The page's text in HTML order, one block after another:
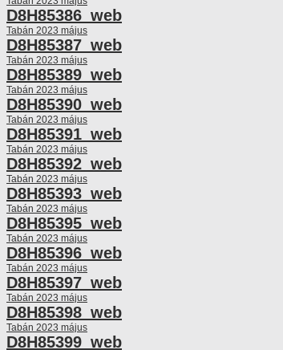
D8H85386_web
Tabán 2023 május
D8H85387_web
Tabán 2023 május
D8H85389_web
Tabán 2023 május
D8H85390_web
Tabán 2023 május
D8H85391_web
Tabán 2023 május
D8H85392_web
Tabán 2023 május
D8H85393_web
Tabán 2023 május
D8H85395_web
Tabán 2023 május
D8H85396_web
Tabán 2023 május
D8H85397_web
Tabán 2023 május
D8H85398_web
Tabán 2023 május
D8H85399_web